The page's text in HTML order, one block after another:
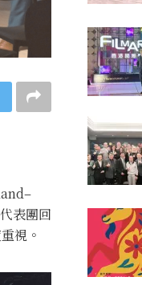
表團回
視。